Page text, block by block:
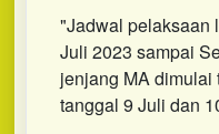
"Jadwal pelaksaan
Juli 2023 sampai
jenjang MA
tanggal 9 Juli dan